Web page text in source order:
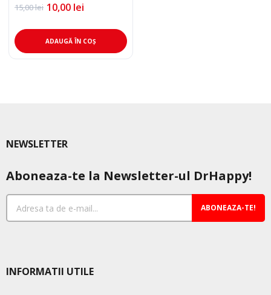
15,00lei
Prețul
a
fost:
15,00 lei.
10,00 lei
Prețul
este:
10,00 lei.ADAUGĂ ÎN COȘ
NEWSLETTER
Aboneaza-te la Newsletter-ul DrHappy!
ABONEAZA-TE!
INFORMATII UTILE